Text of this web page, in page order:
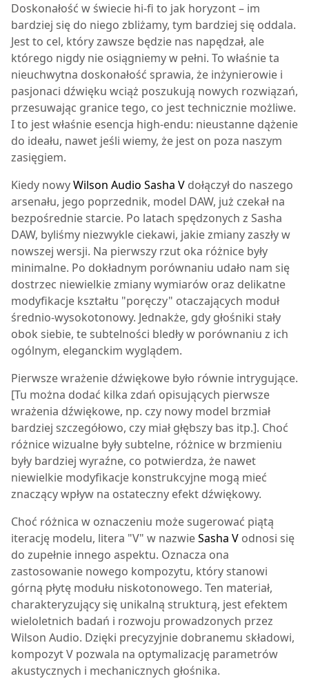
Doskonałość w świecie hi-fi to jak horyzont – im
bardziej się do niego zbliżamy, tym bardziej się oddala.
Jest to cel, który zawsze będzie nas napędzał, ale
którego nigdy nie osiągniemy w pełni. To właśnie ta
nieuchwytna doskonałość sprawia, że inżynierowie i
pasjonaci dźwięku wciąż poszukują nowych rozwiązań,
przesuwając granice tego, co jest technicznie możliwe.
I to jest właśnie esencja high-endu: nieustanne dążenie
do ideału, nawet jeśli wiemy, że jest on poza naszym
zasięgiem.
Kiedy nowyWilson Audio Sasha V dołączył do naszego
arsenału, jego poprzednik, model DAW, już czekał na
bezpośrednie starcie. Po latach spędzonych z Sasha
DAW, byliśmy niezwykle ciekawi, jakie zmiany zaszły w
nowszej wersji. Na pierwszy rzut oka różnice były
minimalne. Po dokładnym porównaniu udało nam się
dostrzec niewielkie zmiany wymiarów oraz delikatne
modyfikacje kształtu "poręczy" otaczających moduł
średnio-wysokotonowy. Jednakże, gdy głośniki stały
obok siebie, te subtelności bledły w porównaniu z ich
ogólnym, eleganckim wyglądem.
Pierwsze wrażenie dźwiękowe było równie intrygujące.
[Tu można dodać kilka zdań opisujących pierwsze
wrażenia dźwiękowe, np. czy nowy model brzmiał
bardziej szczegółowo, czy miał głębszy bas itp.]. Choć
różnice wizualne były subtelne, różnice w brzmieniu
były bardziej wyraźne, co potwierdza, że nawet
niewielkie modyfikacje konstrukcyjne mogą mieć
znaczący wpływ na ostateczny efekt dźwiękowy.
Choć różnica w oznaczeniu może sugerować piątą
iterację modelu, litera "V" w nazwieSasha V odnosi się
do zupełnie innego aspektu. Oznacza ona
zastosowanie nowego kompozytu, który stanowi
górną płytę modułu niskotonowego. Ten materiał,
charakteryzujący się unikalną strukturą, jest efektem
wieloletnich badań i rozwoju prowadzonych przez
Wilson Audio. Dzięki precyzyjnie dobranemu składowi,
kompozyt V pozwala na optymalizację parametrów
akustycznych i mechanicznych głośnika.